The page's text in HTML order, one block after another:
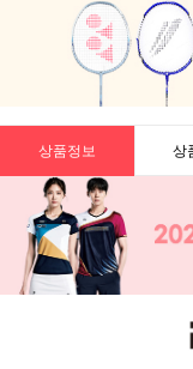
상품정보 상